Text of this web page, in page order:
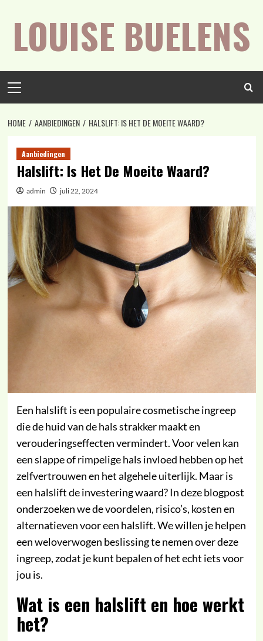
naarLOUISE BUELENS
menu
HOME AANBIEDINGEN HALSLIFT: IS HET DE MOEITE WAARD?
Aanbiedingen
Halslift: Is Het De Moeite Waard?
admin juli 22, 2024
Een halslift is een populaire cosmetische ingreep
die de huid van de hals strakker maakt en
verouderingseffecten vermindert. Voor velen kan
een slappe of rimpelige hals invloed hebben op het
zelfvertrouwen en het algehele uiterlijk. Maar is
een halslift de investering waard? In deze blogpost
onderzoeken we de voordelen, risico’s, kosten en
alternatieven voor een halslift. We willen je helpen
een weloverwogen beslissing te nemen over deze
ingreep, zodat je kunt bepalen of het echt iets voor
jou is.
Wat is een halslift en hoe werkt
het?